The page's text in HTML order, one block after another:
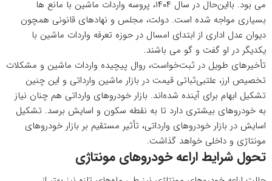
می بود. بااین‌حال در سال ۱۴۰۴، پروسه واردات ماشین با مانع ها
بسیاری مواجه شده است. دولت، مجلس و نهادهای قانونی همچون
دیوان عدل اداری از ابتدای امسال در حوزه تعرفه واردات ماشین با
یکدیگر در او گفت و گو می باشند.
تأخیرهای طویل در ثبت‌خواست، روال پیچیده واردات ماشین و مشکلات
تخصیص ارز، علتبی‌ثباتی قیمت در بازار ماشین وارداتی و این چنین
تشکیل ابهام برای آینده شده‌اند. بازار خودروهای وارداتی هم چنان نیاز
به خودروهای بیشتری دارد تا به نقطه سکون و اسایش برسد. تشکیل
اسایش در بازار خودروهای وارداتی، تأثیر مستقیم بر بازار خودروهای
مونتاژی و داخلی خواهد گذاشت.
تحول شرایط اراعه خودروهای مونتاژی